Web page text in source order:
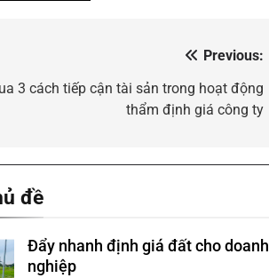
Previous:
3 cách tiếp cận tài sản trong hoạt động
thẩm định giá công ty
đề
Đẩy nhanh định giá đất cho doanh
nghiệp